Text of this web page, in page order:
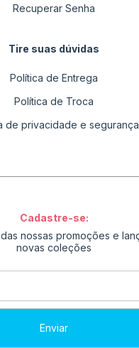
Recuperar Senha
Tire suas dúvidas
Política de Entrega
Política de Troca
de privacidade e segurança
Cadastre-se:
nossas promoções e
novas coleções